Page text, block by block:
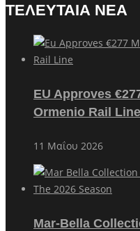
ΤΕΛΕΥΤΑΙΑ ΝΕΑ
EU Approves
Ormenio Rail Line
11 Μαΐου 2026
Mar-Bella